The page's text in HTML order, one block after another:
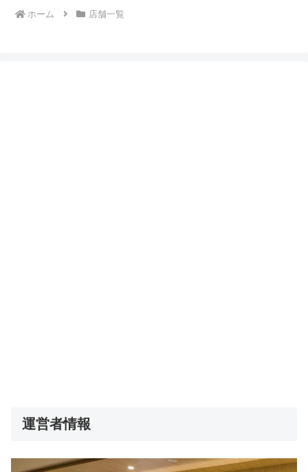
ホーム 店舗一覧
運営者情報